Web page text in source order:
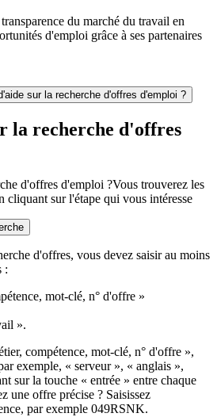
du marché du travail en
d'emploi grâce à ses partenaires
sur la recherche d'offres d'emploi ?
la recherche d'offres
d'offres d'emploi ?Vous trouverez les
cliquant sur l'étape qui vous intéresse
d'offres, vous devez saisir au moins
:
mot-clé, n° d'offre »
».
compétence, mot-clé, n° d'offre »,
exemple, « serveur », « anglais »,
sur la touche « entrée » entre chaque
une offre précise ? Saisissez
par exemple 049RSNK.